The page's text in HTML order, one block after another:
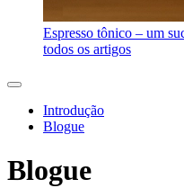
Espresso tônico – um
todos os artigos
Introdução
Blogue
Blogue